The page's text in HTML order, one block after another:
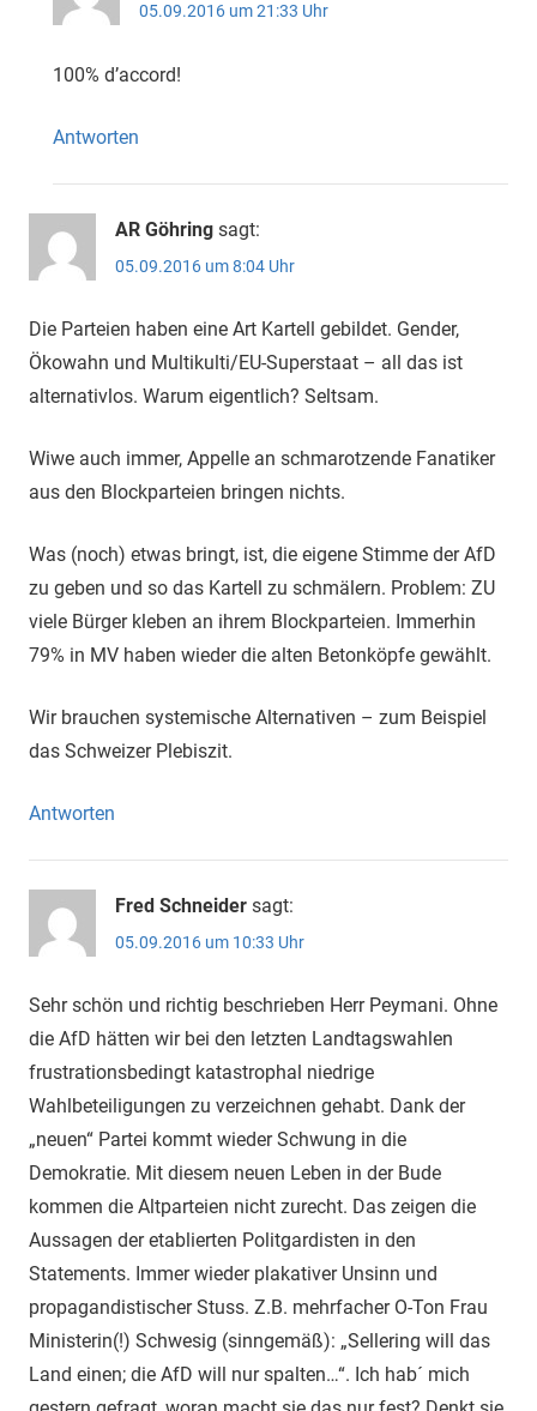
05.09.2016 um 21:33 Uhr
100% d’accord!
Antworten
AR Göhring sagt:
05.09.2016 um 8:04 Uhr
Die Parteien haben eine Art Kartell gebildet. Gender,
Ökowahn und Multikulti/EU-Superstaat – all das ist
alternativlos. Warum eigentlich? Seltsam.
Wiwe auch immer, Appelle an schmarotzende Fanatiker
aus den Blockparteien bringen nichts.
Was (noch) etwas bringt, ist, die eigene Stimme der AfD
zu geben und so das Kartell zu schmälern. Problem: ZU
viele Bürger kleben an ihrem Blockparteien. Immerhin
79% in MV haben wieder die alten Betonköpfe gewählt.
Wir brauchen systemische Alternativen – zum Beispiel
das Schweizer Plebiszit.
Antworten
Fred Schneider sagt:
05.09.2016 um 10:33 Uhr
Sehr schön und richtig beschrieben Herr Peymani. Ohne
die AfD hätten wir bei den letzten Landtagswahlen
frustrationsbedingt katastrophal niedrige
Wahlbeteiligungen zu verzeichnen gehabt. Dank der
„neuen“ Partei kommt wieder Schwung in die
Demokratie. Mit diesem neuen Leben in der Bude
kommen die Altparteien nicht zurecht. Das zeigen die
Aussagen der etablierten Politgardisten in den
Statements. Immer wieder plakativer Unsinn und
propagandistischer Stuss. Z.B. mehrfacher O-Ton Frau
Ministerin(!) Schwesig (sinngemäß): „Sellering will das
Land einen; die AfD will nur spalten…“. Ich hab´ mich